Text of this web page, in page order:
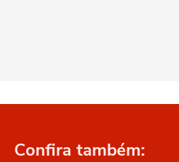
Confira também: